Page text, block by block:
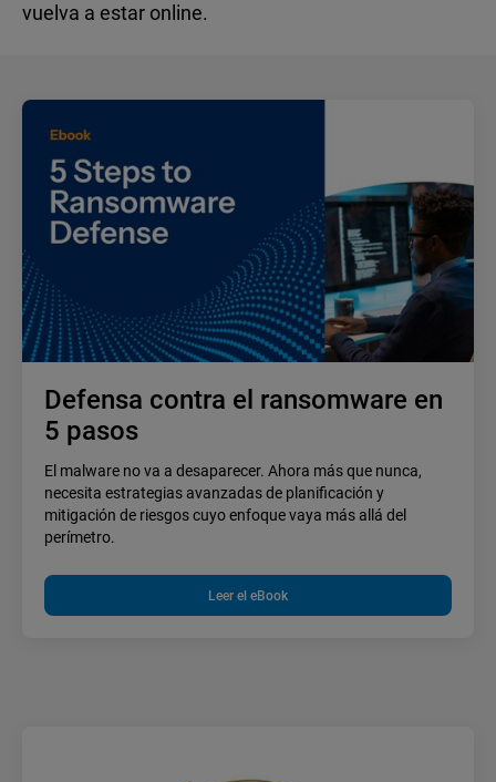
vuelva a estar online.
Defensa contra el ransomware en
5 pasos
El malware no va a desaparecer. Ahora más que nunca,
necesita estrategias avanzadas de planificación y
mitigación de riesgos cuyo enfoque vaya más allá del
perímetro.
Leer el eBook